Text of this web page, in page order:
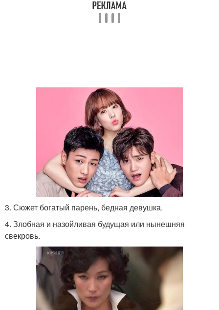
3. Сюжет богатый парень, бедная девушка.
4. Злобная и назойливая будущая или нынешняя
свекровь.